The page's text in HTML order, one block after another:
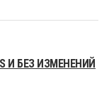
И БЕЗ ИЗМЕНЕНИЙ